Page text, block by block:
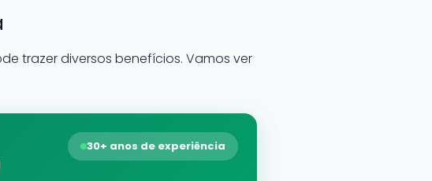
trazer diversos benefícios. Vamos ver
30+ anos de experiência